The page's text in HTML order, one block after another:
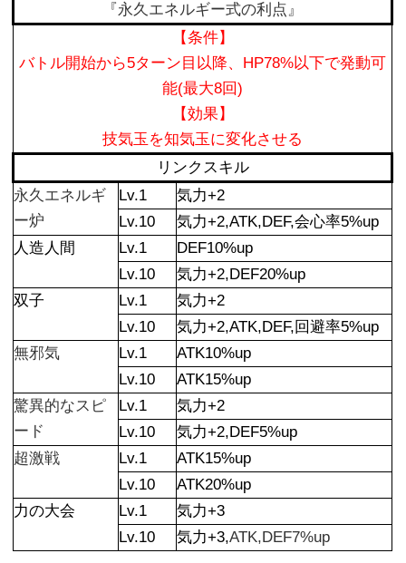
『永久エネルギー式の利点』
【条件】
バトル開始から5ターン目以降、HP78%以下で発動可
能(最大8回)
【効果】
技気玉を知気玉に変化させる
リンクスキル
永久エネルギ
ー炉
Lv.1
気力+2
Lv.10
気力+2,ATK,DEF,会心率5%up
人造人間
Lv.1
DEF10%up
Lv.10
気力+2,DEF20%up
双子
Lv.1
気力+2
Lv.10
気力+2,ATK,DEF,回避率5%up
無邪気
Lv.1
ATK10%up
Lv.10
ATK15%up
驚異的なスピ
ード
Lv.1
気力+2
Lv.10
気力+2,DEF5%up
超激戦
Lv.1
ATK15%up
Lv.10
ATK20%up
力の大会
Lv.1
気力+3
Lv.10
気力+3,ATK,DEF7%up